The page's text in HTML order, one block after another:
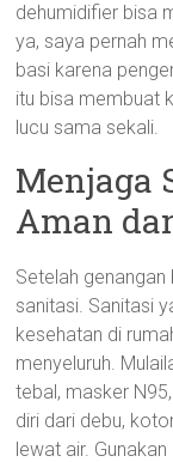
dehumidifier bisa
ya, saya pernah
basi karena
itu bisa membuat
lucu sama sekali.
Menjaga
Aman
Setelah
sanitasi. Sanitasi
kesehatan di
menyeluruh.
tebal, masker
diri dari debu,
lewat air.